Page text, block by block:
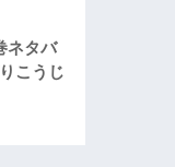
ネタバ
こうじ